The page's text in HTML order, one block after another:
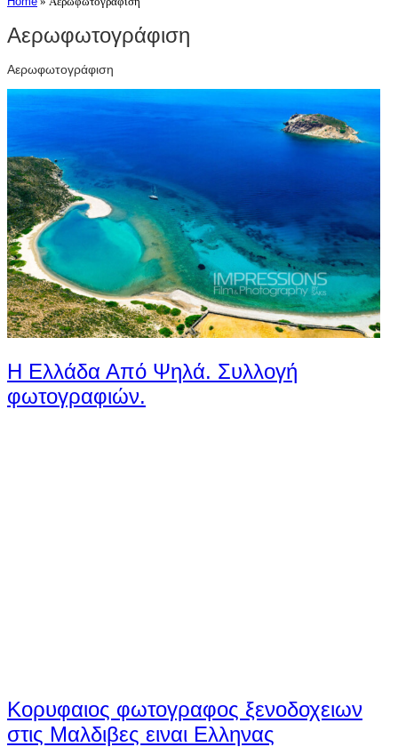
Αερωφωτογράφιση
Αερωφωτογράφιση
Η Ελλάδα Από Ψηλά. Συλλογή
φωτογραφιών.
Κορυφαιος φωτογραφος ξενοδοχειων
στις Μαλδιβες ειναι Ελληνας